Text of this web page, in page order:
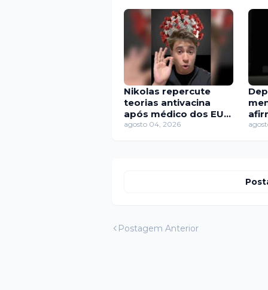
Nikolas repercute
teorias antivacina
após médico dos EUA
se calar sobre Covid
agosto 04, 2026
Postagem Anterior